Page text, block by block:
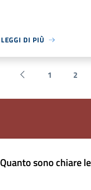
LEGGI DI PIÙ
Pagina precedente
1 2
Quanto sono chiare